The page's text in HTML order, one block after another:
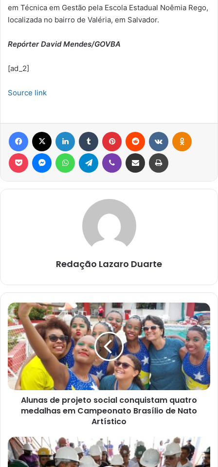
em Técnica em Gestão pela Escola Estadual Noêmia Rego,
localizada no bairro de Valéria, em Salvador.
Repórter David Mendes/GOVBA
[ad_2]
Source link
Facebook Linkedin Tumblr Pinterest Reddit
Pocket MessengerWhatsAppTelegram Viber Compartilhar via e-mail Imprimir
Redação Lazaro Duarte
Alunas
de
projeto
social
conquistam
quatro
medalhas
em
Campeonato
BrasílioAlunas de projeto social conquistam quatro
medalhas em Campeonato Brasílio de Nato
Artístico
Ao
lado
da